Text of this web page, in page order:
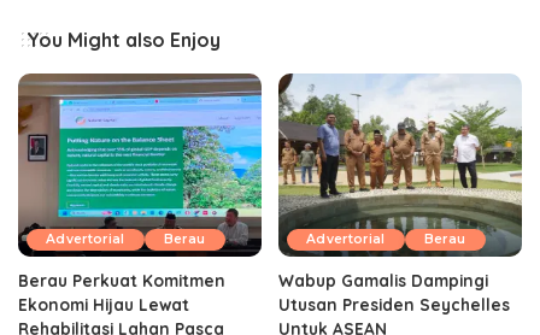
You Might also Enjoy
Advertorial Berau
Berau Perkuat Komitmen
Ekonomi Hijau Lewat
Rehabilitasi Lahan Pasca
Advertorial Berau
Wabup Gamalis Dampingi
Utusan Presiden Seychelles
Untuk ASEAN